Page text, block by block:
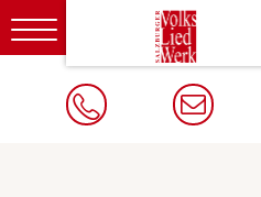
Toggle
navigation